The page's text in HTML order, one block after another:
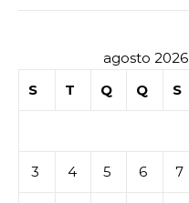
agosto 2026
S
T Q Q S
3 4 5 6 7